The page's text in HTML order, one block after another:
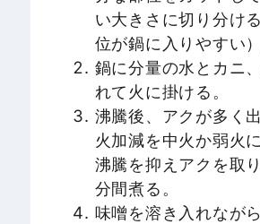
い大きさに切り分け
位が鍋に入りやすい）
鍋に分量の水とカニ
れて火に掛ける。
沸騰後、アクが多く
火加減を中火か弱火
沸騰を抑えアクを取
分間煮る。
味噌を溶き入れなが